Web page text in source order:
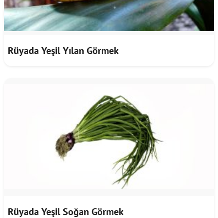
Rüyada Yeşil Yılan Görmek
Rüyada Yeşil Soğan Görmek